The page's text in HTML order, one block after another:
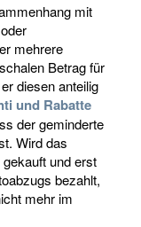
mit
mehrere
Betrag für
diesen anteilig
und Rabatte
der geminderte
Wird das
und erst
bezahlt,
mehr im